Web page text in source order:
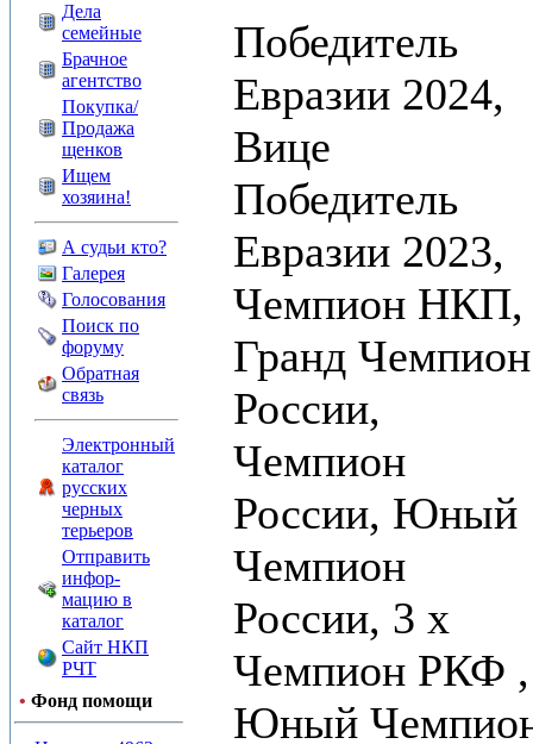
Дела
семейные
Брачное
агентство
Покупка/
Продажа
щенков
Ищем
хозяина!
А судьи кто?
Галерея
Голосования
Поиск по
форуму
Обратная
связь
Электронный
каталог
русских
черных
терьеров
Отправить
инфор-
мацию в
каталог
Сайт НКП
РЧТ
• Фонд помощи
Победитель
Евразии 2024,
Вице
Победитель
Евразии 2023,
Чемпион НКП,
Гранд Чемпион
России,
Чемпион
России, Юный
Чемпион
России, 3 x
Чемпион РКФ ,
Юный